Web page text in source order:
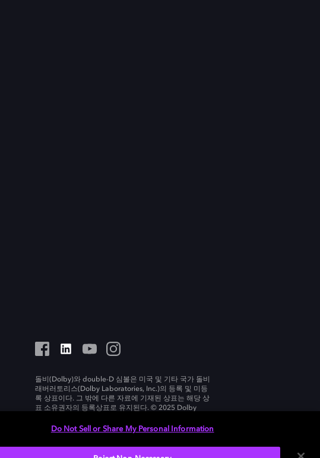
돌비(Dolby)와 double-D 심볼은 미국 및 기타 국가 돌비
래버러토리스(Dolby Laboratories, Inc.)의 등록 및 미등
록 상표이다. 그 밖에 다른 자료에 기재된 상표는 해당 상
표 소유권자의 등록상표로 유지된다. © 2025 Dolby
Do Not Sell or Share My Personal Information